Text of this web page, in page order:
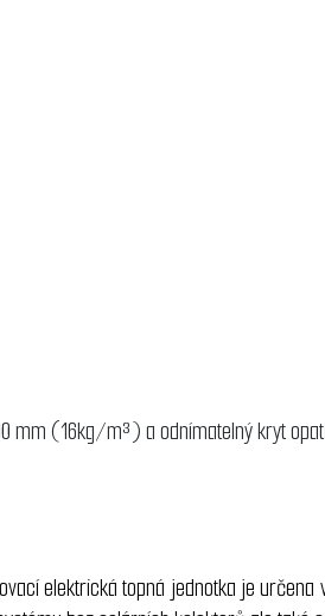
mm (16kg/m³) a odnímatelný kryt
elektrická topná jednotka je